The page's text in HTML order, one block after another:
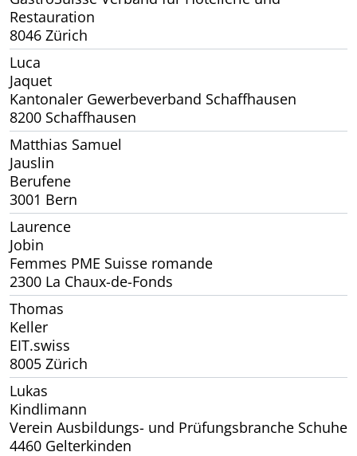
Restauration
8046 Zürich
Luca
Jaquet
Kantonaler Gewerbeverband Schaffhausen
8200 Schaffhausen
Matthias Samuel
Jauslin
Berufene
3001 Bern
Laurence
Jobin
Femmes PME Suisse romande
2300 La Chaux-de-Fonds
Thomas
Keller
EIT.swiss
8005 Zürich
Lukas
Kindlimann
Verein Ausbildungs- und Prüfungsbranche Schuhe
4460 Gelterkinden